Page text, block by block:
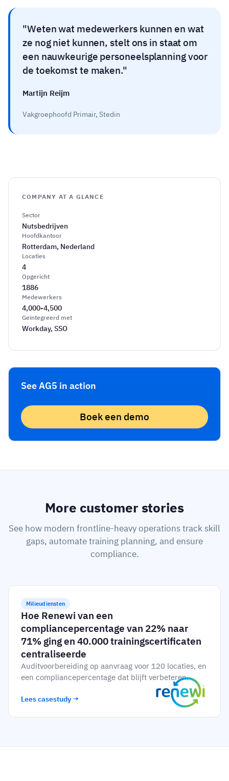
COMPANY AT A GLANCE
Sector
Nutsbedrijven
Hoofdkantoor
Rotterdam, Nederland
Locaties
4
Opgericht
1886
Medewerkers
4,000-4,500
Geïntegreerd met
Workday, SSO
See AG5 in action
Boek een demo
Weten wat medewerkers kunnen en wat
ze nog niet kunnen, stelt ons in staat om
een nauwkeurige personeelsplanning voor
de toekomst te maken.
Martijn Reijm
Vakgroephoofd Primair, Stedin
More customer stories
See how modern frontline-heavy operations track skill
gaps, automate training planning, and ensure
compliance.
Milieudiensten
Hoe Renewi van een
compliancepercentage van 22% naar
71% ging en 40.000 trainingscertificaten
centraliseerde
Auditvoorbereiding op aanvraag voor 120 locaties, en
een compliancepercentage dat blijft verbeteren.
Lees casestudy →